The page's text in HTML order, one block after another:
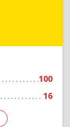
100
16
г,